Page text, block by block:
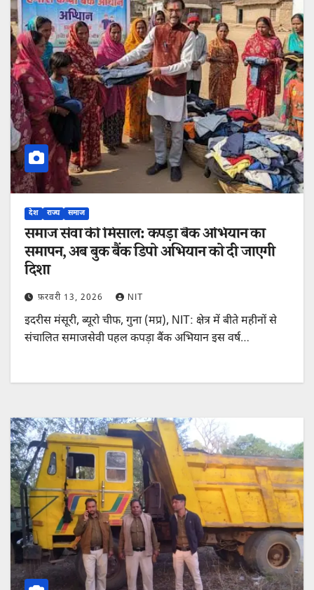
देश राज्य समाज
समाज सेवा की मिसाल: कपड़ा बैंक अभियान का
समापन, अब बुक बैंक डिपो अभियान को दी जाएगी
दिशा
फ़रवरी 13, 2026 NIT
इदरीस मंसूरी, ब्यूरो चीफ, गुना (मप्र), NIT: क्षेत्र में बीते महीनों से
संचालित समाजसेवी पहल कपड़ा बैंक अभियान इस वर्ष…